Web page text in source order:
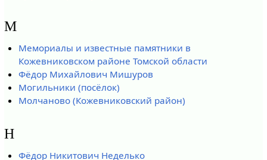
М
Мемориалы и известные памятники в
Кожевниковском районе Томской области
Фёдор Михайлович Мишуров
Могильники (посёлок)
Молчаново (Кожевниковский район)
Н
Фёдор Никитович Неделько